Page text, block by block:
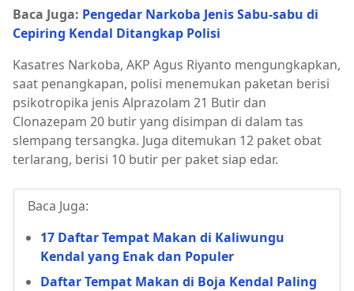
Baca Juga: Pengedar Narkoba Jenis Sabu-sabu di
Cepiring Kendal Ditangkap Polisi
Kasatres Narkoba, AKP Agus Riyanto mengungkapkan,
saat penangkapan, polisi menemukan paketan berisi
psikotropika jenis Alprazolam 21 Butir dan
Clonazepam 20 butir yang disimpan di dalam tas
slempang tersangka. Juga ditemukan 12 paket obat
terlarang, berisi 10 butir per paket siap edar.
Baca Juga:
17 Daftar Tempat Makan di Kaliwungu
Kendal yang Enak dan Populer
Daftar Tempat Makan di Boja Kendal Paling